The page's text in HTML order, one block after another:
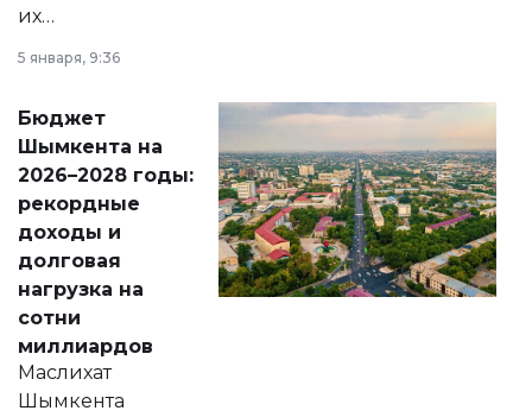
их
принести
народу
Венесуэлы.
5 января, 9:36
Бюджет
Шымкента на
2026–2028 годы:
рекордные
доходы и
долговая
нагрузка на
сотни
миллиардов
Маслихат
Шымкента